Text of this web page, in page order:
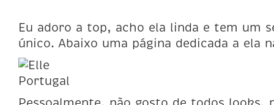
Eu adoro a top, acho ela linda e tem um
único. Abaixo uma página dedicada a ela